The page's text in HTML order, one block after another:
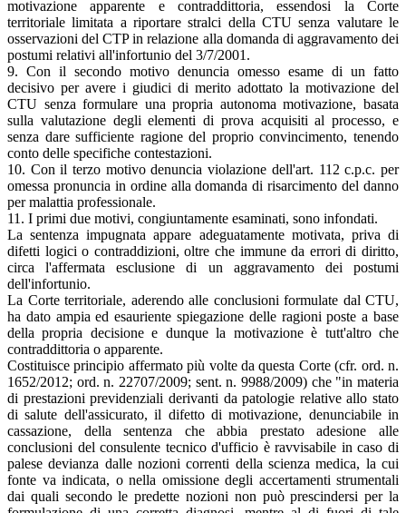
motivazione apparente e contraddittoria, essendosi la Corte
territoriale limitata a riportare stralci della CTU senza valutare le
osservazioni del CTP in relazione alla domanda di aggravamento dei
postumi relativi all'infortunio del 3/7/2001.
9. Con il secondo motivo denuncia omesso esame di un fatto
decisivo per avere i giudici di merito adottato la motivazione del
CTU senza formulare una propria autonoma motivazione, basata
sulla valutazione degli elementi di prova acquisiti al processo, e
senza dare sufficiente ragione del proprio convincimento, tenendo
conto delle specifiche contestazioni.
10. Con il terzo motivo denuncia violazione dell'art. 112 c.p.c. per
omessa pronuncia in ordine alla domanda di risarcimento del danno
per malattia professionale.
11. I primi due motivi, congiuntamente esaminati, sono infondati.
La sentenza impugnata appare adeguatamente motivata, priva di
difetti logici o contraddizioni, oltre che immune da errori di diritto,
circa l'affermata esclusione di un aggravamento dei postumi
dell'infortunio.
La Corte territoriale, aderendo alle conclusioni formulate dal CTU,
ha dato ampia ed esauriente spiegazione delle ragioni poste a base
della propria decisione e dunque la motivazione è tutt'altro che
contraddittoria o apparente.
Costituisce principio affermato più volte da questa Corte (cfr. ord. n.
1652/2012; ord. n. 22707/2009; sent. n. 9988/2009) che "in materia
di prestazioni previdenziali derivanti da patologie relative allo stato
di salute dell'assicurato, il difetto di motivazione, denunciabile in
cassazione, della sentenza che abbia prestato adesione alle
conclusioni del consulente tecnico d'ufficio è ravvisabile in caso di
palese devianza dalle nozioni correnti della scienza medica, la cui
fonte va indicata, o nella omissione degli accertamenti strumentali
dai quali secondo le predette nozioni non può prescindersi per la